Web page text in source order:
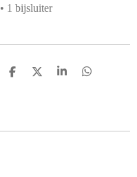
• 1 bijsluiter
D
D
S
D